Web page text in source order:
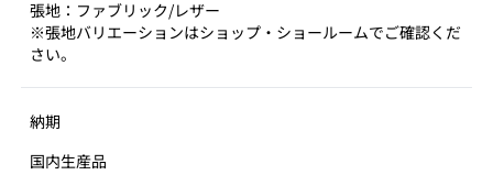
張地：ファブリック/レザー
※張地バリエーションはショップ・ショールームでご確認くだ
さい。
納期
国内生産品